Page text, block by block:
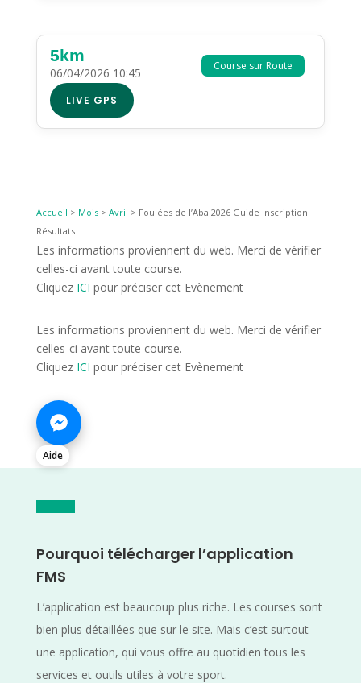
Course sur Route
5km
06/04/2026 10:45
LIVE GPS
Accueil > Mois> Avril > Foulées de l’Aba 2026 Guide Inscription
Résultats
Les informations proviennent du web. Merci de vérifier
celles-ci avant toute course.
Cliquez ICI pour préciser cet Evènement
Les informations proviennent du web. Merci de vérifier
celles-ci avant toute course.
Cliquez ICI pour préciser cet Evènement
Aide
Pourquoi télécharger l’application
FMS
L’application est beaucoup plus riche. Les courses sont
bien plus détaillées que sur le site. Mais c’est surtout
une application, qui vous offre au quotidien tous les
services et outils utiles à votre sport.